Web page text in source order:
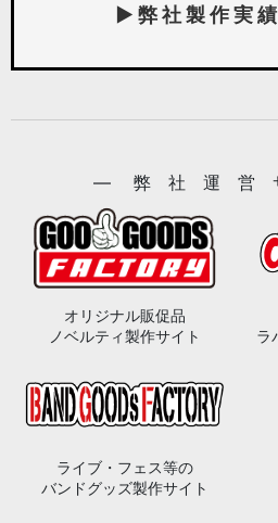
▶ 弊 社 製 作 実
― 弊 社 運 営
オリジナル販促品
ノベルティ製作サイト
ラ
ライブ・フェス等の
バンドグッズ製作サイト